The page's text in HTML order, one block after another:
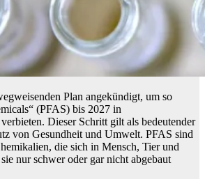
Plan angekündigt, um so
(PFAS) bis 2027 in
Dieser Schritt gilt als bedeutender
von Gesundheit und Umwelt. PFAS sind
die sich in Mensch, Tier und
nur schwer oder gar nicht abgebaut